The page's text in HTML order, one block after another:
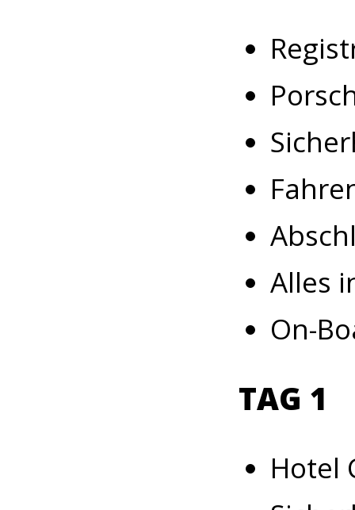
Alles
On-
TAG 1
Hotel